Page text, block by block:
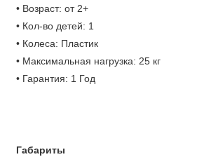
• Возраст: от 2+
• Кол-во детей: 1
• Колеса: Пластик
• Максимальная нагрузка: 25 кг
• Гарантия: 1 Год
Габариты